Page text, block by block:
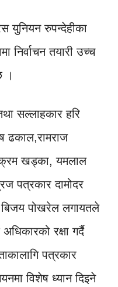
युनियन रुपन्देहीका
निर्वाचन तयारी उच्च
।
सल्लाहकार हरि
ढकाल,रामराज
खड्का, यमलाल
पत्रकार दामोदर
पोखरेल लगायतले
रक्षा गर्दै
पत्रकार
विशेष ध्यान दिइने